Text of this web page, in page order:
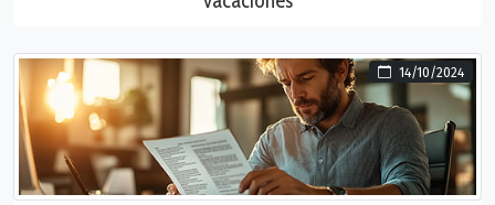
14/10/2024